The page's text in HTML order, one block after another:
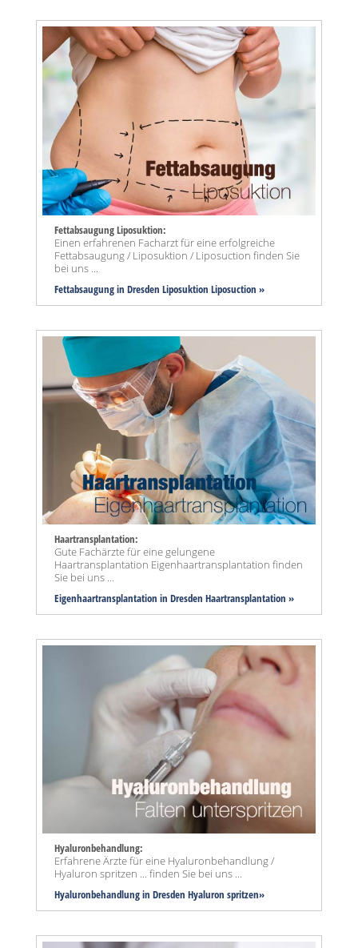
Fettabsaugung Liposuktion:
Einen erfahrenen Facharzt für eine erfolgreiche
Fettabsaugung / Liposuktion / Liposuction finden Sie
bei uns ...
Fettabsaugung in Dresden Liposuktion Liposuction »
Haartransplantation:
Gute Fachärzte für eine gelungene
Haartransplantation Eigenhaartransplantation finden
Sie bei uns ...
Eigenhaartransplantation in Dresden Haartransplantation »
Hyaluronbehandlung:
Erfahrene Ärzte für eine Hyaluronbehandlung /
Hyaluron spritzen ... finden Sie bei uns ...
Hyaluronbehandlung in Dresden Hyaluron spritzen»